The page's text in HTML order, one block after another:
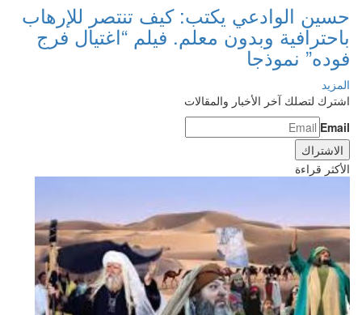
حسين الوادعي يكتب: كيف تنتصر للإرهاب
باحترافية وبدون معلم. فيلم “اغتيال فرج
فوده” نموذجا
المزيد
اشترك لتصلك آخر الأخبار والمقالات
Email
الأكثر قراءة